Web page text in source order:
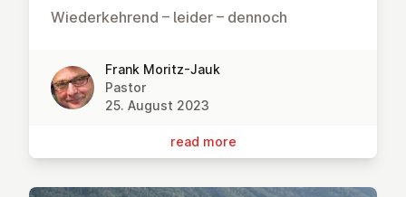
Wiederkehrend – leider – dennoch
Frank Moritz-Jauk
Pastor
25. August 2023
read more